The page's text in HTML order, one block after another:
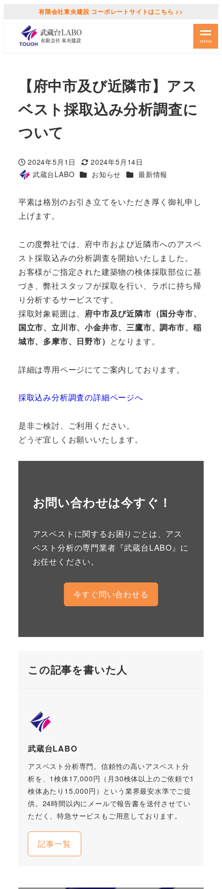
有限会社東央建設 コーポレートサイトはこちら >>
MENU
【府中市及び近隣市】アス
ベスト採取込み分析調査に
ついて
投稿日
2024年5月1日
更新日
2024年5月14日
著
武蔵台LABO カテゴリー
お知らせ カテゴリー
最新情報
平素は格別のお引き立てをいただき厚く御礼申し
上げます。
この度弊社では、府中市および近隣市へのアスベ
スト採取込みの分析調査を開始いたしました。
お客様がご指定された建築物の検体採取部位に基
づき、弊社スタッフが採取を行い、ラボに持ち帰
り分析するサービスです。
採取対象範囲は、 府中市及び近隣市（国分寺市、
国立市、立川市、小金井市、三鷹市、調布市、稲
城市、多摩市、日野市） となります。
詳細は専用ページにてご案内しております。
採取込み分析調査の詳細ページへ
是非ご検討、ご利用ください。
どうぞ宜しくお願いいたします。
お問い合わせは今すぐ！
アスベストに関するお困りごとは、アス
ベスト分析の専門業者『武蔵台LABO』に
お任せください。
今すぐ問い合わせる
この記事を書いた人
武蔵台LABO
アスベスト分析専門。信頼性の高いアスベスト分
析を、1検体17,000円（月30検体以上のご依頼で1
検体あたり15,000円）という業界最安水準でご提
供。24時間以内にメールで報告書を送付させてい
ただく、特急サービスもご用意しております。
記事一覧